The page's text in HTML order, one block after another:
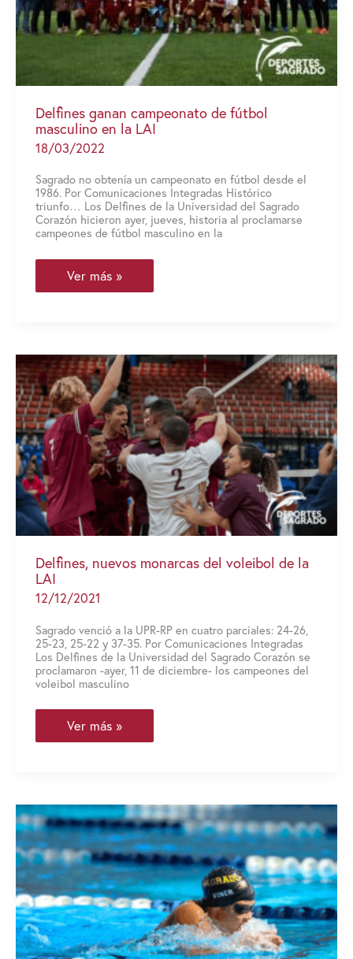
Delfines ganan campeonato de fútbol
masculino en la LAI
18/03/2022
Sagrado no obtenía un campeonato en fútbol desde el
1986. Por Comunicaciones Integradas Histórico
triunfo… Los Delfines de la Universidad del Sagrado
Corazón hicieron ayer, jueves, historia al proclamarse
campeones de fútbol masculino en la
Delfines
ganan
en
la
LAI
Ver más »
Delfines, nuevos monarcas del voleibol de la
LAI
12/12/2021
Sagrado venció a la UPR-RP en cuatro parciales: 24-26,
25-23, 25-22 y 37-35. Por Comunicaciones Integradas
Los Delfines de la Universidad del Sagrado Corazón se
proclamaron -ayer, 11 de diciembre- los campeones del
voleibol masculino
Delfines,
nuevos
de
la
LAI
Ver más »